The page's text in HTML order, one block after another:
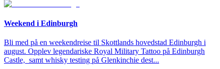
Weekend i Edinburgh
Bli med på en weekendreise til Skottlands hovedstad Edinburgh i
august. Opplev legendariske Royal Military Tattoo på Edinburgh
Castle, samt whisky testing på Glenkinchie dest...